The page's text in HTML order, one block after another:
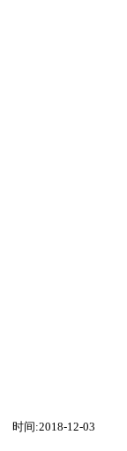
时间:2018-12-03